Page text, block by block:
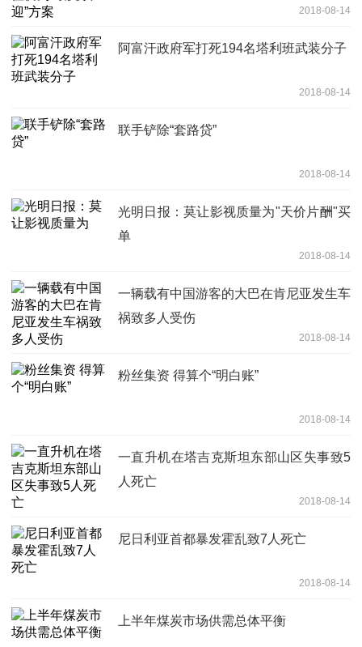
2018-08-14
阿富汗政府军打死194名塔利班武装分子
2018-08-14
联手铲除“套路贷”
2018-08-14
光明日报：莫让影视质量为"天价片酬"买
单
2018-08-14
一辆载有中国游客的大巴在肯尼亚发生车
祸致多人受伤
2018-08-14
粉丝集资 得算个“明白账”
2018-08-14
一直升机在塔吉克斯坦东部山区失事致5
人死亡
2018-08-14
尼日利亚首都暴发霍乱致7人死亡
2018-08-14
上半年煤炭市场供需总体平衡